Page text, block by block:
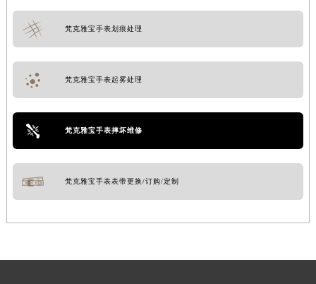
梵克雅宝手表划痕处理
梵克雅宝手表起雾处理
梵克雅宝手表摔坏维修
梵克雅宝手表表带更换/订购/定制